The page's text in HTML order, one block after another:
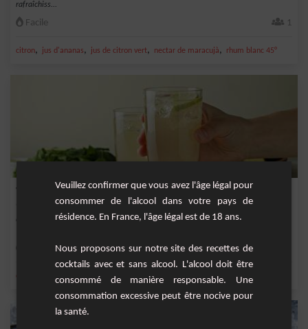
rafraîchiss...
Facile 1
citron, jus d'ananas, jus de citron vert, nectar de maracujà, rhum blanc 45°
Vodka lime
Cocktail rafraîchissant au bon goût de gingembre, de citron vert et de vodka.
Moyenne
citron , vodka , gingembre , ginger beer
Veuillez confirmer que vous avez l'âge légal pour
consommer de l'alcool dans votre pays de
résidence. En France, l'âge légal est de 18 ans.
Nous proposons sur notre site des recettes de
cocktails avec et sans alcool. L'alcool doit être
consommé de manière responsable. Une
consommation excessive peut être nocive pour
la santé.